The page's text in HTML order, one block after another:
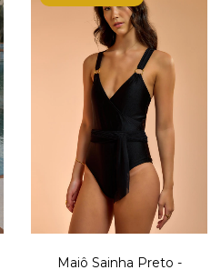
Maiô Sainha Preto -